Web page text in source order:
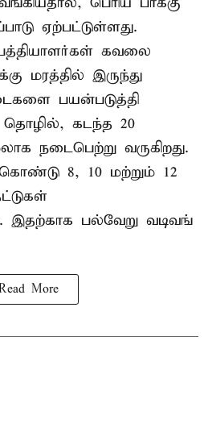
ஏற்பட்டுள்ளது.
கவலை
மரத்தில் இருந்து
பயன்படுத்தி
தொழில், கடந்த 20
நடைபெற்று வருகிறது.
8, 10 மற்றும் 12
இதற்காக பல்வேறு வடிவங்
More